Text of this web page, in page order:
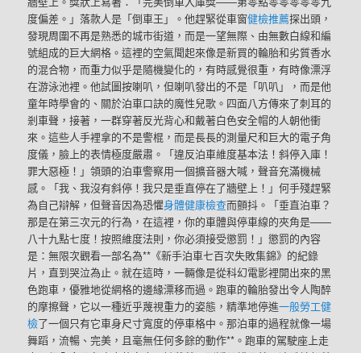
度偏差。」落款人是「倒車王」。他趕緊從車窗健檢推薦探出頭，
發現周圍不再是熟悉的城市街道，而是一望無際、由無數白線和編
號組成的巨大網格。這裡的空氣聞起來像是新買的輪胎和劣質香水
的混合物，而重力似乎是隨機變化的，有時感覺很重，有時像漂浮
在游泳池裡。他試圖按喇叭，但喇叭發出的不是「叭叭」，而是他
童年時學會的、關於泊車口訣的魔性兒歌。四面八方傳來了刺耳的
剎車聲，接著，一群穿著反光背心和戴著白色安全帽的人朝他衝
來。這些人手裡拿的不是警棍，而是長長的測量尺和巨大的電子角
度儀，臉上的表情極度嚴肅。「違反泊車維度基本法！斜停入庫！
罪大惡極！」領頭的泊車警察用一個擴音器大喊，聲音充滿機械
感。「我、我沒有斜停！我只是垂直停在了牆壁上！」何手殘趕緊
為自己辯解，但聲音因為恐懼身體健康檢查而顫抖。「垂直泊車？
那是在第三次元的行為，在這裡，你的車體與停車線的夾角是——
八十九點七度！按照維度法則，你必須接受懲罰！」懲罰的內容
是：無限次觀看一部名為**《新手泊車七百次失敗集錦》的紀錄
片，直到哭泣為止。就在這時，一輛像是從科幻電影裡開出來的黑
色跑車，優雅地從網格的邊緣漂移而過。跑車的輪胎發出令人陶醉
的摩擦聲，它以一種近乎蔑視重力的姿態，精準地停進一般勞工健
檢了一個只有它車身尺寸寬度的停車格中。那泊車的過程就像一場
舞蹈，流暢、完美，且毫無任何多餘的動作**。跑車的駕駛座上走